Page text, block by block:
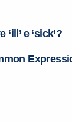
e ‘sick’?